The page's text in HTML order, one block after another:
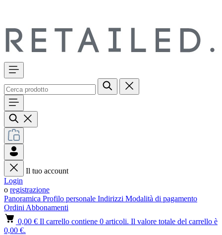
Il tuo account
Login
o registrazione
Panoramica Profilo personale Indirizzi Modalità di pagamento
Ordini Abbonamenti
0,00 € Il carrello contiene 0 articoli. Il valore totale del carrello è
0,00 €.